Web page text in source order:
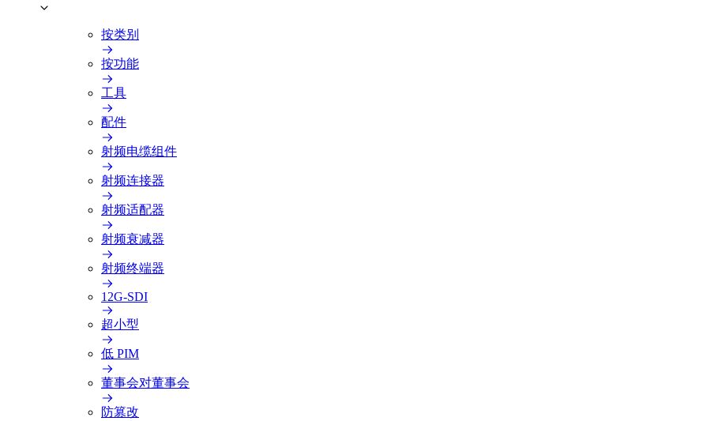
按类别
按功能
工具
配件
射频电缆组件
射频连接器
射频适配器
射频衰减器
射频终端器
12G-SDI
超小型
低 PIM
董事会对董事会
防篡改